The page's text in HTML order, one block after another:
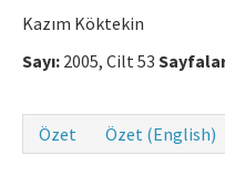
Kazım Köktekin
Sayı: 2005, Cilt 53
Özet
Özet (English)